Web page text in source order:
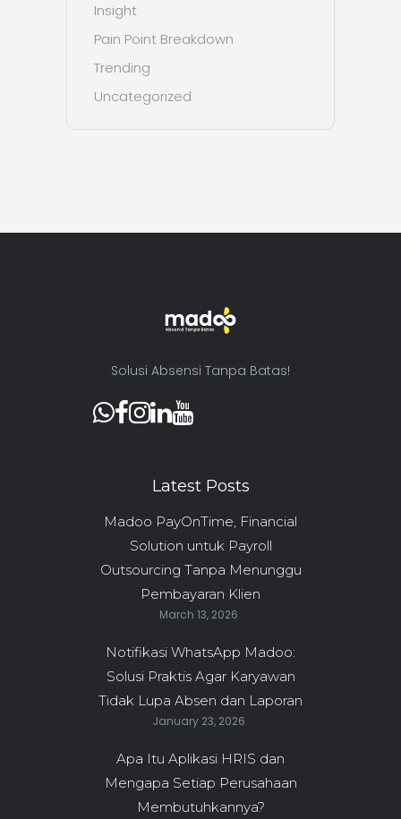
Insight
Pain Point Breakdown
Trending
Uncategorized
Solusi Absensi Tanpa Batas!
Latest Posts
Madoo PayOnTime, Financial
Solution untuk Payroll
Outsourcing Tanpa Menunggu
Pembayaran Klien
March 13, 2026
Notifikasi WhatsApp Madoo:
Solusi Praktis Agar Karyawan
Tidak Lupa Absen dan Laporan
January 23, 2026
Apa Itu Aplikasi HRIS dan
Mengapa Setiap Perusahaan
Membutuhkannya?